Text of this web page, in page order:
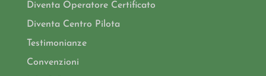
Diventa Operatore Certificato
Diventa Centro Pilota
Testimonianze
Convenzioni